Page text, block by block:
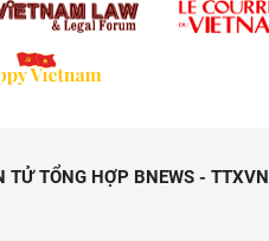
TỬ TỔNG HỢP BNEWS - TTXVN